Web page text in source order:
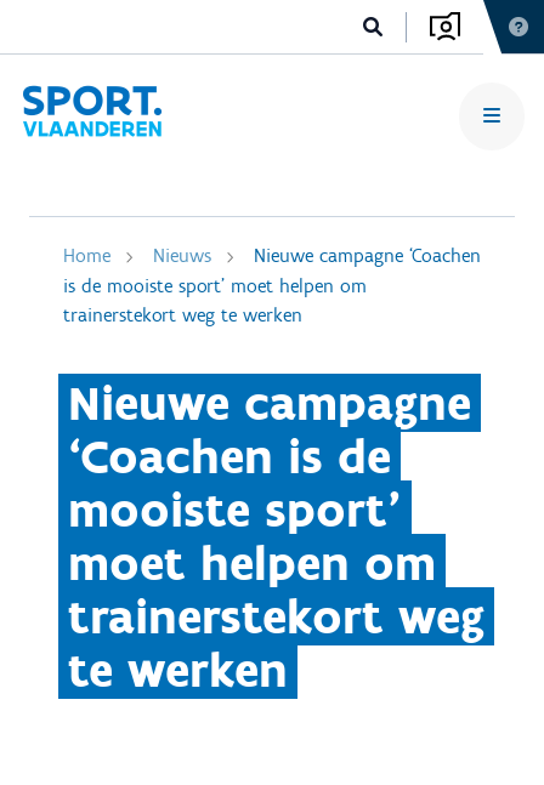
Home Nieuws
Nieuwe campagne ‘Coachen
is de mooiste sport’ moet helpen om
trainerstekort weg te werken
Nieuwe campagne
‘Coachen is de
mooiste sport’
moet helpen om
trainerstekort weg
te werken